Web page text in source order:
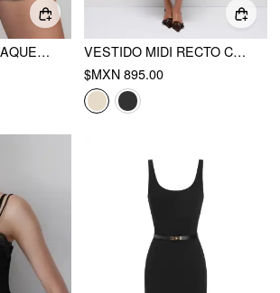
MICRO SHORTS VAQUEROS DE CINTURA BAJA CON LAVADO Y DETALLE METÁLICO
VESTIDO MIDI RECTO CON CUELLO CUADRADO, DETALLES METÁLICOS Y CINTURÓN
$MXN 895.00